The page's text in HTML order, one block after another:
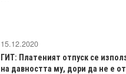
15.12.2020
ГИТ: Платеният отпуск се
на давността му, дори да не е